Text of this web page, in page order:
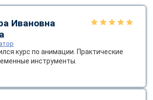
Ивановна
курс по анимации. Практические
инструменты.
через любой удобный мессенджер!